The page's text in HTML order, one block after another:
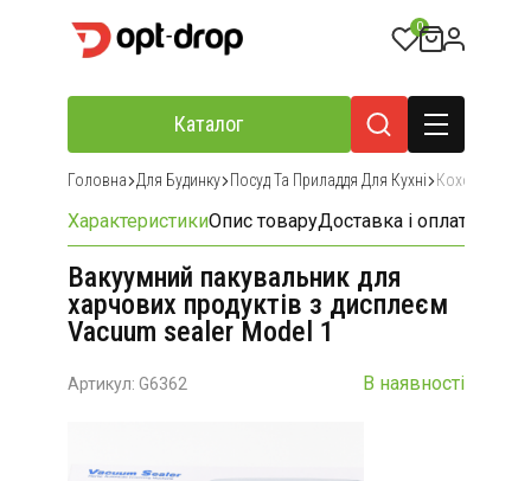
0
Каталог
Головна Для Будинку Посуд Та Приладдя Для Кухні Кохонне
ХарактеристикиОпис товаруДоставка і оплата
Вакуумний пакувальник для
харчових продуктів з дисплеєм
Vacuum sealer Model 1
Артикул: G6362 В наявності